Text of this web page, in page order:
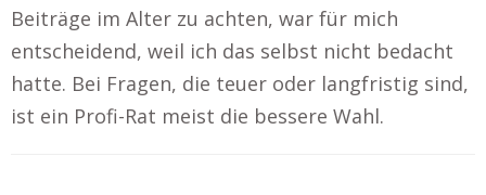
Beiträge im Alter zu achten, war für mich
entscheidend, weil ich das selbst nicht bedacht
hatte. Bei Fragen, die teuer oder langfristig sind,
ist ein Profi-Rat meist die bessere Wahl.